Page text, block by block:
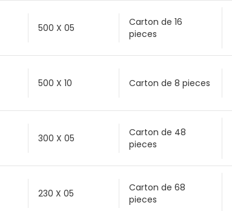
500 X 05
Carton de 16
pieces
500 X 10 Carton de 8 pieces
300 X 05
Carton de 48
pieces
230 X 05
Carton de 68
pieces